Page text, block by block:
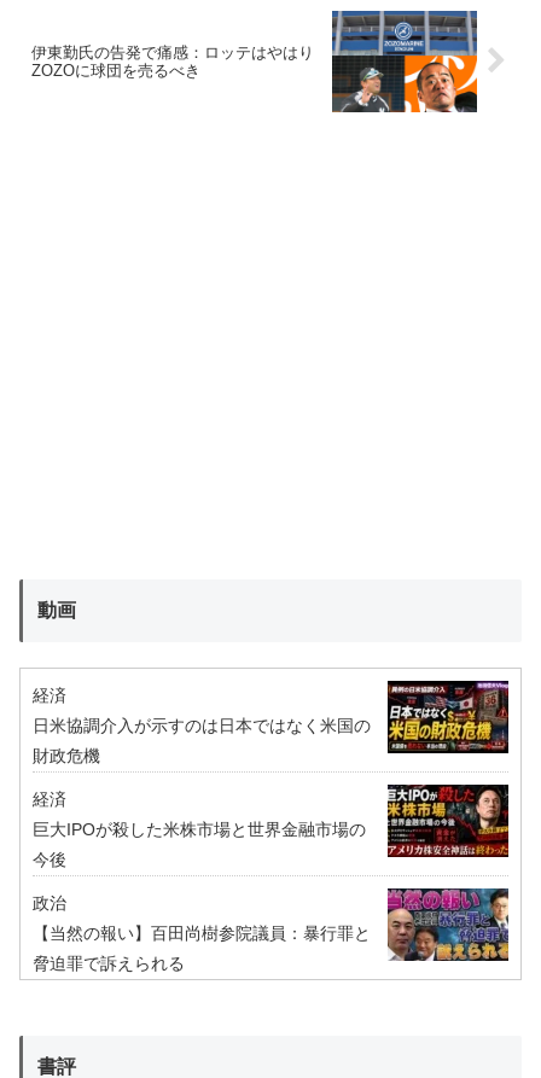
伊東勤氏の告発で痛感：ロッテはやはり
ZOZOに球団を売るべき
動画
経済
日米協調介入が示すのは日本ではなく米国の
財政危機
経済
巨大IPOが殺した米株市場と世界金融市場の
今後
政治
【当然の報い】百田尚樹参院議員：暴行罪と
脅迫罪で訴えられる
書評